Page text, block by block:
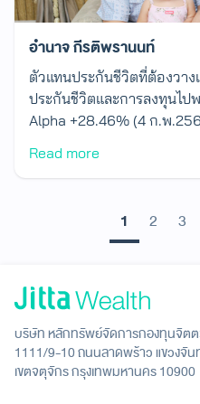
อำนาจ กีรติพรานนท์
ตัวแทนประกันชีวิตที่ต้องวาง
ประกันชีวิตและการลงทุนไ
Alpha +28.46% (4 ก.พ
Read more
1 2 3
บริษัท หลักทรัพย์จัดการกองทุนจิตต
1111/9-10 ถนนลาดพร้าว แขวงจัน
เขตจตุจักร กรุงเทพมหานคร 10900